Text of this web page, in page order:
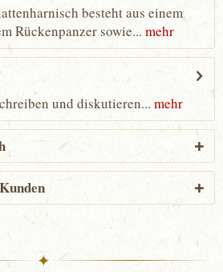
besteht aus einem
Rückenpanzer sowie... mehr
und diskutieren... mehr
✦